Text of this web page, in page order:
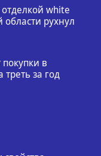
white
области рухнул
в
за год